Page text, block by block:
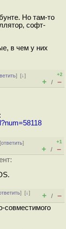
Но там-то
софт-
в чем у них
][↓]
+2
+ / –
ответить]
+1
+ / –
][↓]
+ / –
совместимого